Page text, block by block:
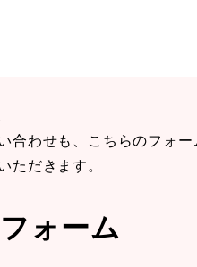
合わせも、こちらのフォ
だきます。
ォーム